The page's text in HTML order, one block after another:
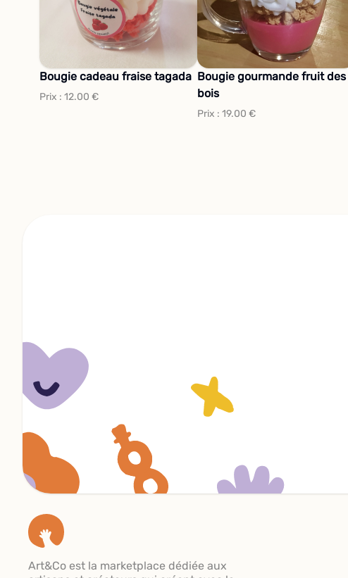
Bougie cadeau fraise tagada
Prix : 12.00 €
Bougie gourmande fruit des
bois
Prix : 19.00 €
Art&Co est la marketplace dédiée aux